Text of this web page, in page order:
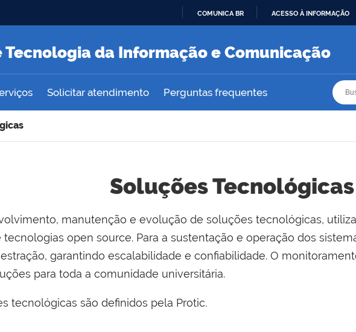
O
COMUNICA BR ACESSO À INFORMAÇÃO
Tecnologia da Informação e Comunicação
Solicitar atendimento Perguntas frequentes
Soluções Tecnológicas
manutenção e evolução de soluções tecnológicas,
open source. Para a sustentação e operação dos
garantindo escalabilidade e confiabilidade. O
para toda a comunidade universitária.
tecnológicas são definidos pela Protic.